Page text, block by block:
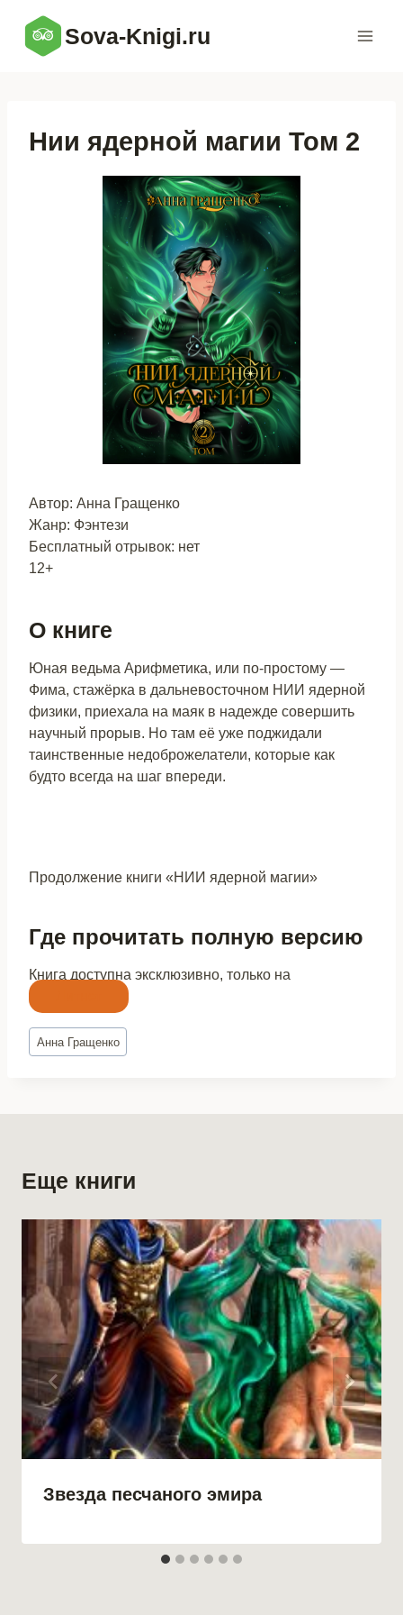
содержимому
Sova-Knigi.ru
Нии ядерной магии Том 2
Автор: Анна Гращенко
Жанр: Фэнтези
Бесплатный отрывок: нет
12+
О книге
Юная ведьма Арифметика, или по-простому —
Фима, стажёрка в дальневосточном НИИ ядерной
физики, приехала на маяк в надежде совершить
научный прорыв. Но там её уже поджидали
таинственные недоброжелатели, которые как
будто всегда на шаг впереди.
Продолжение книги «НИИ ядерной магии»
Где прочитать полную версию
Книга доступна эксклюзивно, только на
Метки
записи:
Анна Гращенко
Еще книги
Звезда песчаного эмира